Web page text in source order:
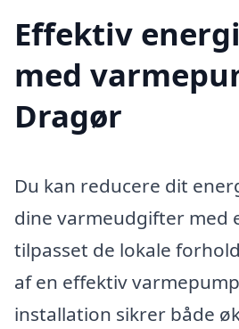
Effektiv
med
Dragør
Du kan reducere dit
dine varmeudgifter med
tilpasset de lokale
af en effektiv
installation sikrer både